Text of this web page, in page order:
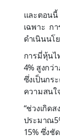
และตอนนี้
เฉพาะ ก
ดำเนินนโ
การมี่หุ้นไ
4% สูงกว่
ซึ่งเป็นกร
ความสน
“ช่วงเกิด
ประมาณ
15% ซึ่งชั